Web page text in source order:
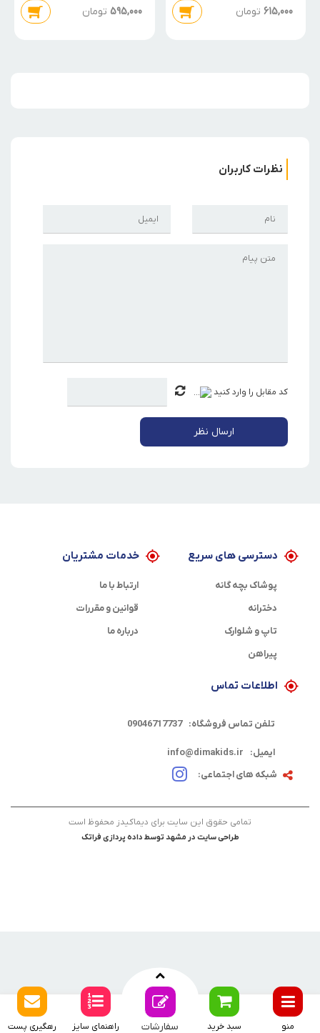
615,000 تومان 595,000 تومان
نظرات کاربران
کد مقابل را وارد کنید
ارسال نظر
سفارشات
دسترسی های سریع
پوشاک بچه گانه
دخترانه
تاپ و شلوارک
پیراهن
خدمات مشتریان
ارتباط با ما
قوانین و مقررات
درباره ما
اطلاعات تماس
تلفن تماس فروشگاه: 09046717737
ایمیل:
info@dimakids.ir
شبکه های اجتماعی:
تمامی حقوق این سایت برای دیماکیدز محفوظ است
طراحی سایت در مشهد توسط داده پردازی فراتک